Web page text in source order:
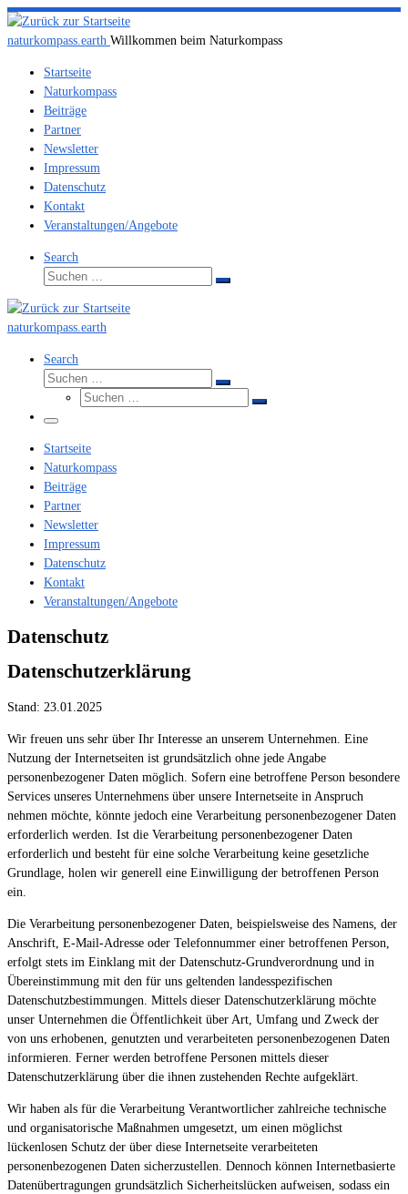
Zum
Inhalt
naturkompass.earth Willkommen beim Naturkompass
Startseite
Naturkompass
Beiträge
Partner
Newsletter
Impressum
Datenschutz
Kontakt
Veranstaltungen/Angebote
Search
Suche
Suchen
naturkompass.earth
Search
Suche
Suchen
Suche
Suchen
Menü
Startseite
Naturkompass
Beiträge
Partner
Newsletter
Impressum
Datenschutz
Kontakt
Veranstaltungen/Angebote
Datenschutz
Datenschutzerklärung
Stand: 23.01.2025
Wir freuen uns sehr über Ihr Interesse an unserem Unternehmen. Eine
Nutzung der Internetseiten ist grundsätzlich ohne jede Angabe
personenbezogener Daten möglich. Sofern eine betroffene Person besondere
Services unseres Unternehmens über unsere Internetseite in Anspruch
nehmen möchte, könnte jedoch eine Verarbeitung personenbezogener Daten
erforderlich werden. Ist die Verarbeitung personenbezogener Daten
erforderlich und besteht für eine solche Verarbeitung keine gesetzliche
Grundlage, holen wir generell eine Einwilligung der betroffenen Person
ein.
Die Verarbeitung personenbezogener Daten, beispielsweise des Namens, der
Anschrift, E-Mail-Adresse oder Telefonnummer einer betroffenen Person,
erfolgt stets im Einklang mit der Datenschutz-Grundverordnung und in
Übereinstimmung mit den für uns geltenden landesspezifischen
Datenschutzbestimmungen. Mittels dieser Datenschutzerklärung möchte
unser Unternehmen die Öffentlichkeit über Art, Umfang und Zweck der
von uns erhobenen, genutzten und verarbeiteten personenbezogenen Daten
informieren. Ferner werden betroffene Personen mittels dieser
Datenschutzerklärung über die ihnen zustehenden Rechte aufgeklärt.
Wir haben als für die Verarbeitung Verantwortlicher zahlreiche technische
und organisatorische Maßnahmen umgesetzt, um einen möglichst
lückenlosen Schutz der über diese Internetseite verarbeiteten
personenbezogenen Daten sicherzustellen. Dennoch können Internetbasierte
Datenübertragungen grundsätzlich Sicherheitslücken aufweisen, sodass ein